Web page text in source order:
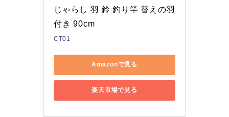
じゃらし 羽 鈴 釣り竿 替えの羽
付き 90cm
CT01
Amazonで見る
楽天市場で見る